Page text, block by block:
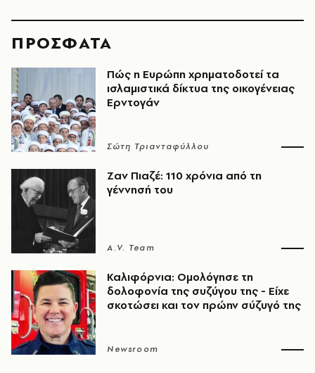
ΠΡΟΣΦΑΤΑ
Πώς η Ευρώπη χρηματοδοτεί τα
ισλαμιστικά δίκτυα της οικογένειας
Ερντογάν
Σώτη Τριανταφύλλου
Ζαν Πιαζέ: 110 χρόνια από τη
γέννησή του
A.V. Team
Καλιφόρνια: Ομολόγησε τη
δολοφονία της συζύγου της - Είχε
σκοτώσει και τον πρώην σύζυγό της
Newsroom